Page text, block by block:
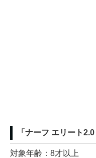
「ナーフ エリート
対象年齢：8才以上